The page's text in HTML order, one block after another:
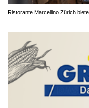
Ristorante Marcellino Zürich